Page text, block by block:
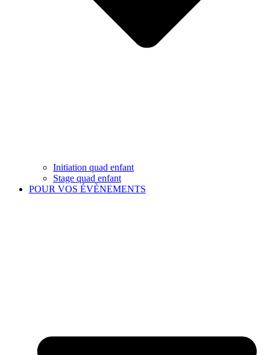
Initiation quad enfant
Stage quad enfant
POUR VOS ÉVÈNEMENTS